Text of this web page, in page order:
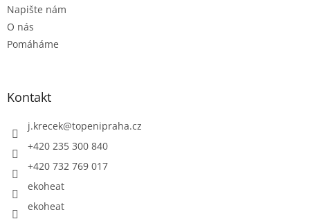
Napište nám
O nás
Pomáháme
Kontakt
j.krecek@topenipraha.cz
+420 235 300 840
+420 732 769 017
ekoheat
ekoheat